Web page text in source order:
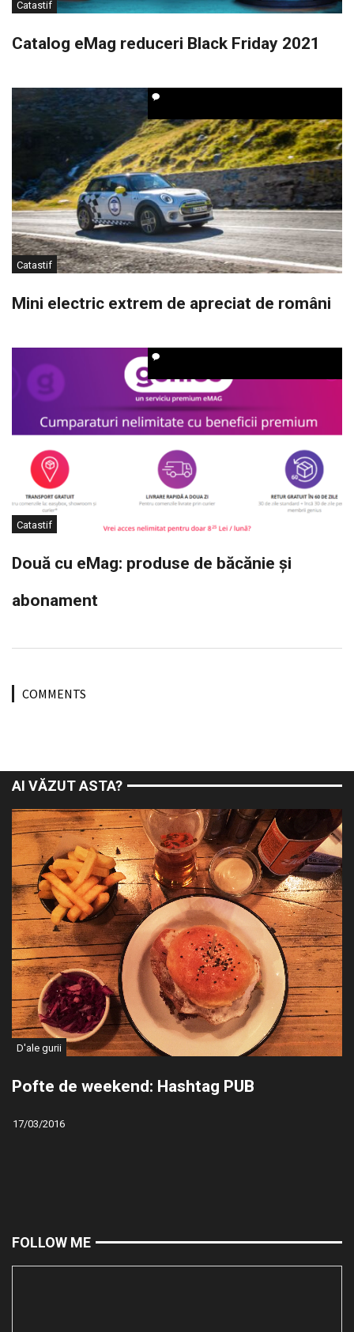
Catastif
Catalog eMag reduceri Black Friday 2021
Catastif
Mini electric extrem de apreciat de români
Catastif
Două cu eMag: produse de băcănie și
abonament
COMMENTS
AI VĂZUT ASTA?
D'ale gurii
Pofte de weekend: Hashtag PUB
17/03/2016
FOLLOW ME